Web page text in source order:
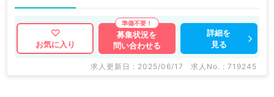
お気に入り
募集状況を
問い合わせる
詳細を
見る
求人更新日 : 2025/06/17 求人No. : 719245